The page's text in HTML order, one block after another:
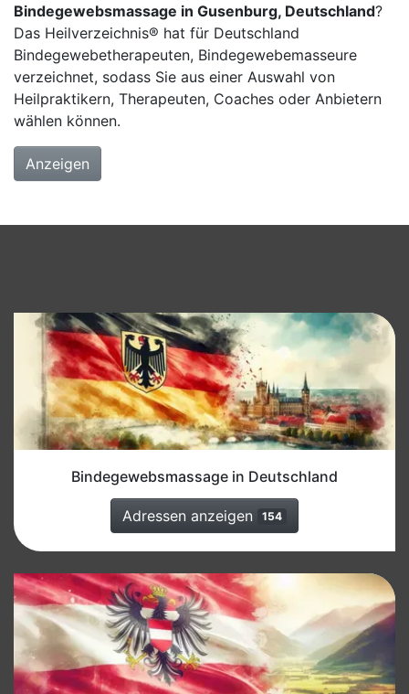
Bindegewebsmassage in Gusenburg, Deutschland?
Das Heilverzeichnis® hat für Deutschland
Bindegewebetherapeuten, Bindegewebemasseure
verzeichnet, sodass Sie aus einer Auswahl von
Heilpraktikern, Therapeuten, Coaches oder Anbietern
wählen können.
Anzeigen
Bindegewebsmassage in Deutschland
Adressen anzeigen 154